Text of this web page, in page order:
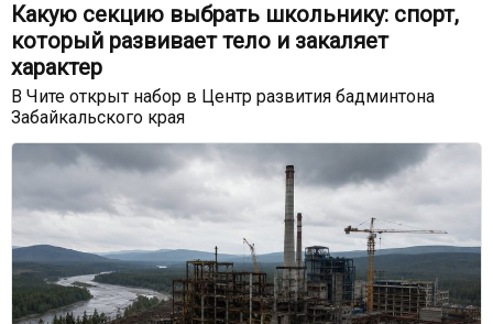
Какую секцию выбрать школьнику: спорт,
который развивает тело и закаляет
характер
В Чите открыт набор в Центр развития бадминтона
Забайкальского края